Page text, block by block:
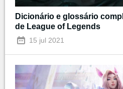
Dicionário e glossário
de League of Legends
15 jul 2021